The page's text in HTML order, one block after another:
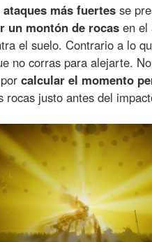
ataques más fuertes se
un montón de rocas en el
el suelo. Contrario a lo
no corras para alejarte.
porcalcular el momento
rocas justo antes del